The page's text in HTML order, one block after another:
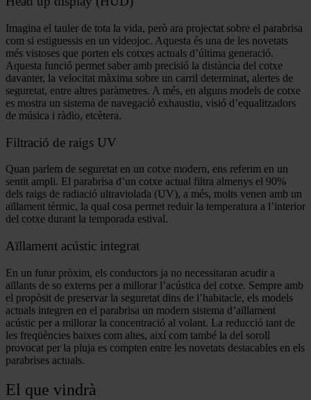
Imagina el tauler de tota la vida, però ara projectat sobre el parabrisa
com si estiguessis en un videojoc. Aquesta és una de les novetats
més vistoses que porten els cotxes actuals d’última generació.
Aquesta funció permet saber amb precisió la distància del cotxe
davanter, la velocitat màxima sobre un carril determinat, alertes de
seguretat, entre altres paràmetres. A més, en alguns models de cotxe
es mostra un sistema de navegació exhaustiu, visió d’equalitzadors
de música i ràdio, etcètera.
Filtració de raigs UV
Quan parlem de seguretat en un cotxe modern, ens referim en un
sentit ampli. El parabrisa d’un cotxe actual filtra almenys el 90%
dels raigs de radiació ultraviolada (UV), a més, molts venen amb un
aïllament tèrmic, la qual cosa permet reduir la temperatura a l’interior
del cotxe durant la temporada estival.
Aïllament acústic integrat
En un futur pròxim, els conductors ja no necessitaran acudir a
aïllants de so externs per a millorar l’acústica del cotxe. Sempre amb
el propòsit de preservar la seguretat dins de l’habitacle, els models
actuals integren en el parabrisa un modern sistema d’aïllament
acústic per a millorar la concentració al volant. La reducció tant de
les freqüències baixes com altes, així com també la del soroll
provocat per la pluja es compten entre les novetats destacables en els
parabrises actuals.
El que vindrà